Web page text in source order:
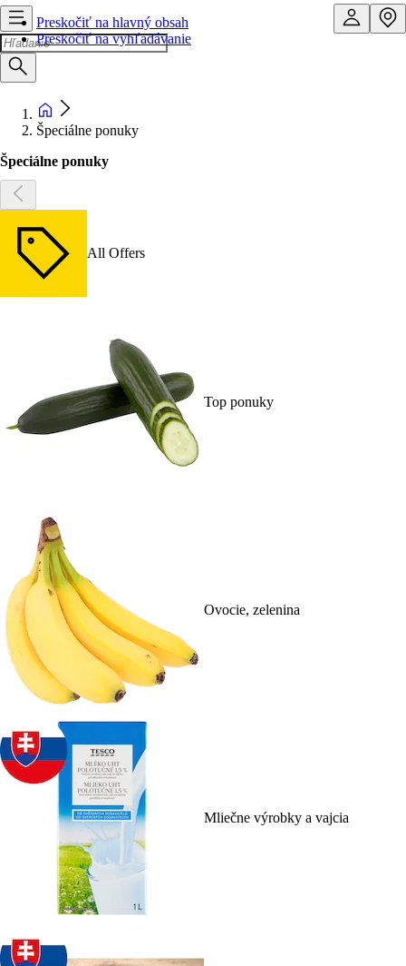
Preskočiť na hlavný obsah
Preskočiť na vyhľadávanie
Špeciálne ponuky
Špeciálne ponuky
All Offers
Top ponuky
Ovocie, zelenina
Mliečne výrobky a vajcia